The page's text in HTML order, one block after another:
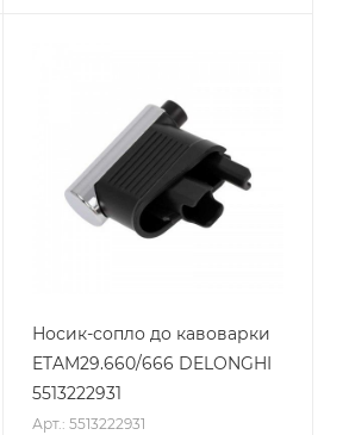
Носик-сопло до кавоварки
ETAM29.660/666 DELONGHI
5513222931
Арт.: 5513222931